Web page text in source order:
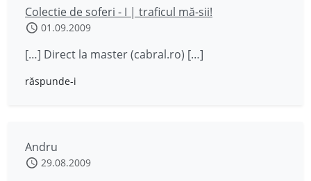
Colectie de soferi - I | traficul mă-sii!
01.09.2009
[…] Direct la master (cabral.ro) […]
răspunde-i
Andru
29.08.2009